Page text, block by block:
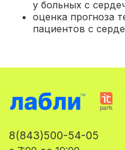
у больных с
оценка прогноза
пациентов с
8(843)500-54-05